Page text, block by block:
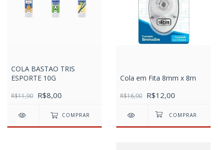
COLA BASTAO TRIS
ESPORTE 10G
R$11,90 R$8,00
COMPRAR
Cola em Fita 8mm x 8m
R$16,90 R$12,00